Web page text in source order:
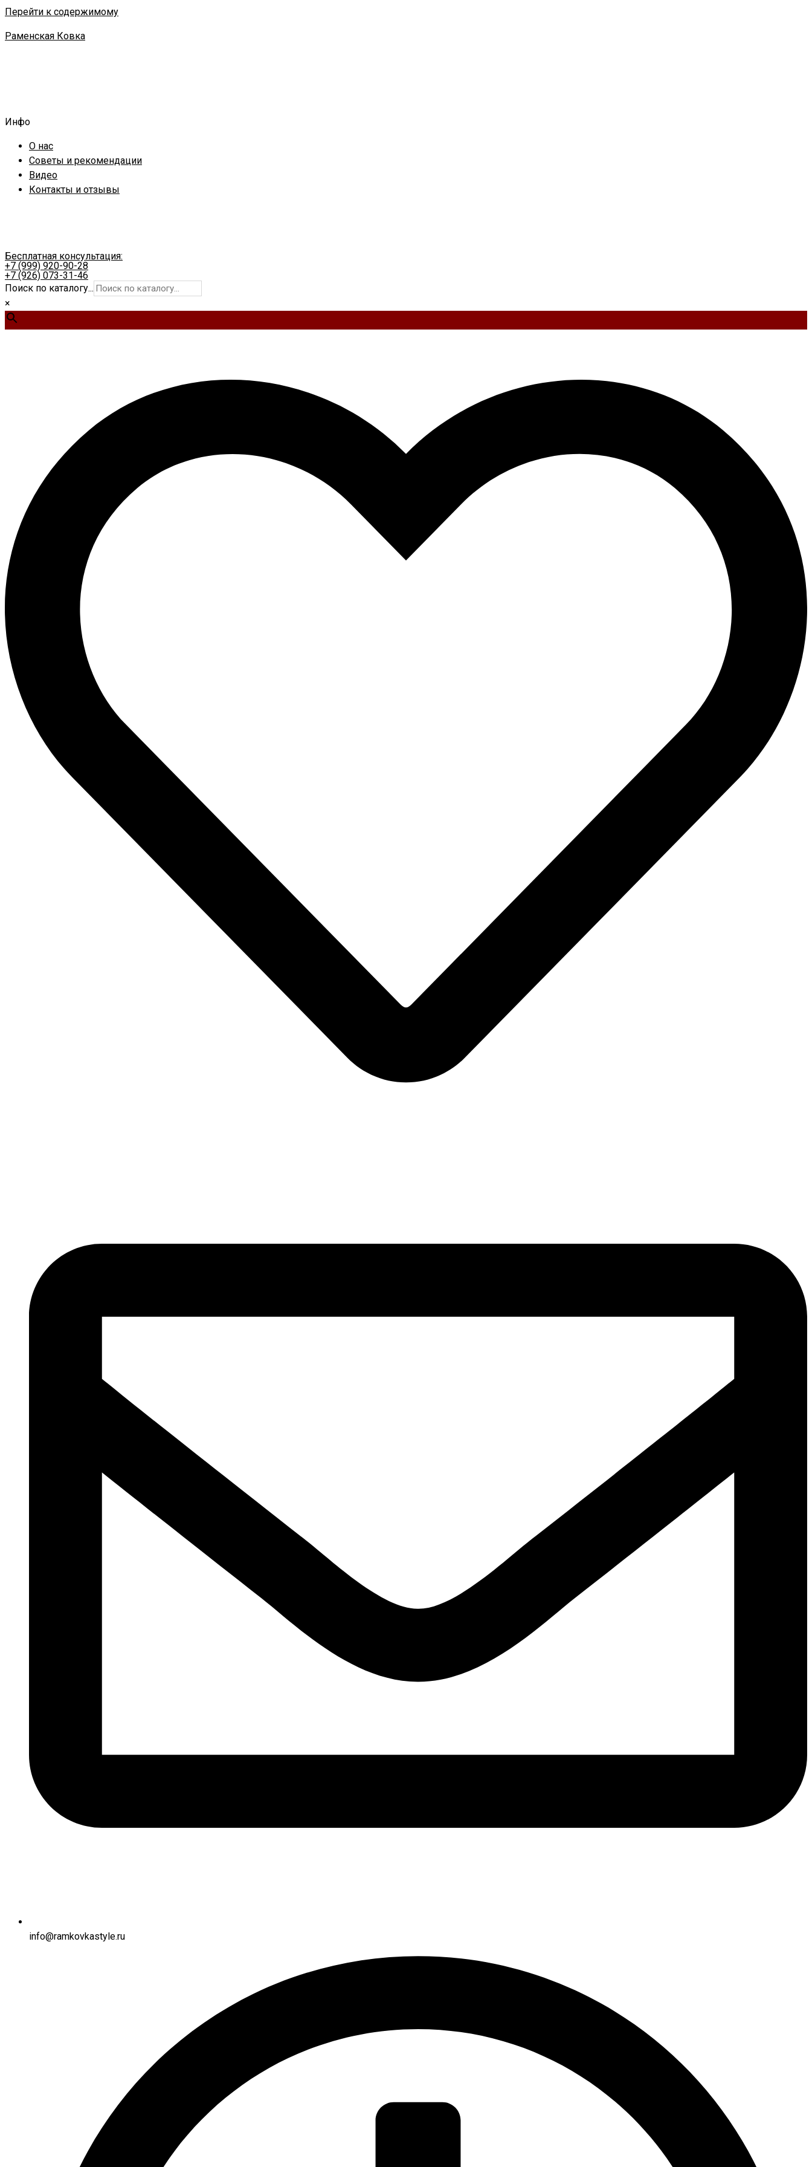
Перейти к содержимому
Раменская Ковка
Инфо
О нас
Советы и рекомендации
Видео
Контакты и отзывы
Бесплатная консультация:
+7 (999) 920-90-28
+7 (926) 073-31-46
Поиск по каталогу...
×
info@ramkovkastyle.ru